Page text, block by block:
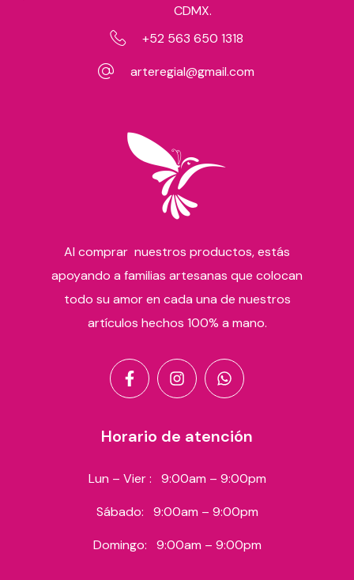
CDMX.
+52 563 650 1318
arteregial@gmail.com
Al comprar nuestros productos, estás
apoyando a familias artesanas que colocan
todo su amor en cada una de nuestros
artículos hechos 100% a mano.
Horario de atención
Lun – Vier : 9:00am – 9:00pm
Sábado: 9:00am – 9:00pm
Domingo: 9:00am – 9:00pm